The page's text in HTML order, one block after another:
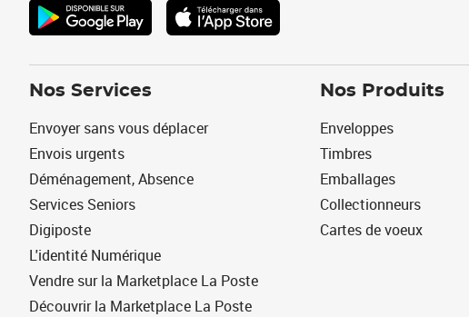
Nos Services
Envoyer sans vous déplacer
Envois urgents
Déménagement, Absence
Services Seniors
Digiposte
L'identité Numérique
Vendre sur la Marketplace La Poste
Découvrir la Marketplace La Poste
Nos Produits
Enveloppes
Timbres
Emballages
Collectionneurs
Cartes de voeux